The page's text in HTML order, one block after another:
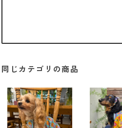
同じカテゴリの商品